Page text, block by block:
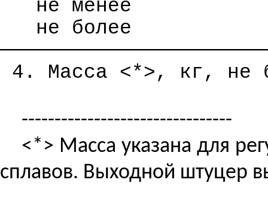
не менее
не более
4. Масса <*>, кг , не
--------------------------------
<*> Масса указана для
сплавов. Выходной штуцер